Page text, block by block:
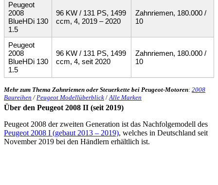
Peugeot
2008
BlueHDi 130
1.5
96 KW / 131 PS, 1499
ccm, 4, 2019 – 2020
Zahnriemen, 180.000 /
10
Peugeot
2008
BlueHDi 130
1.5
96 KW / 131 PS, 1499
ccm, 4, seit 2020
Zahnriemen, 180.000 /
10
Mehr zum Thema Zahnriemen oder Steuerkette bei Peugeot-Motoren: 2008
Baureihen /Peugeot Modellüberblick /Alle Marken
Über den Peugeot 2008 II (seit 2019)
Peugeot 2008 der zweiten Generation ist das Nachfolgemodell des
Peugeot 2008 I (gebaut 2013 – 2019), welches in Deutschland seit
November 2019 bei den Händlern erhältlich ist.